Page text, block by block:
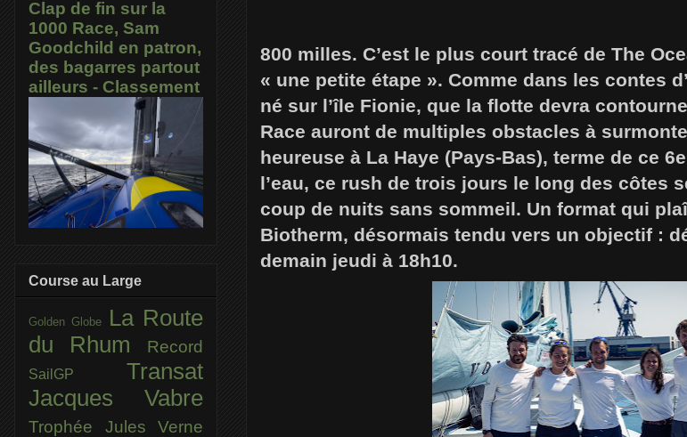
800 milles. C’est le plus court tracé de The
« une petite étape ». Comme dans les contes
né sur l’île Fionie, que la flotte devra
Race auront de multiples obstacles à
heureuse à La Haye (Pays-Bas), terme de ce
l’eau, ce rush de trois jours le long des côtes
coup de nuits sans sommeil. Un format qui
Biotherm, désormais tendu vers un objectif :
demain jeudi à 18h10.
Clap de fin sur la
1000 Race, Sam
Goodchild en patron,
des bagarres partout
ailleurs - Classement
Course au Large
Golden Globe
La Route
du Rhum
Record
SailGP Transat
Jacques Vabre
Trophée Jules Verne